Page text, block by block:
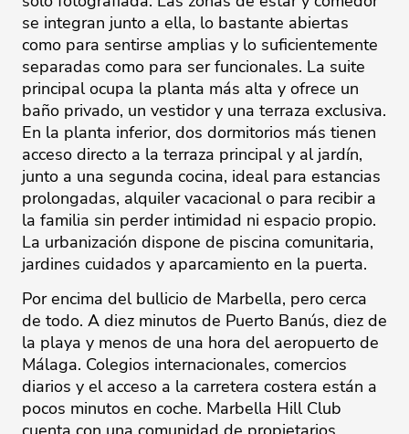
se integran junto a ella, lo bastante abiertas
como para sentirse amplias y lo suficientemente
separadas como para ser funcionales. La suite
principal ocupa la planta más alta y ofrece un
baño privado, un vestidor y una terraza exclusiva.
En la planta inferior, dos dormitorios más tienen
acceso directo a la terraza principal y al jardín,
junto a una segunda cocina, ideal para estancias
prolongadas, alquiler vacacional o para recibir a
la familia sin perder intimidad ni espacio propio.
La urbanización dispone de piscina comunitaria,
jardines cuidados y aparcamiento en la puerta.
Por encima del bullicio de Marbella, pero cerca
de todo. A diez minutos de Puerto Banús, diez de
la playa y menos de una hora del aeropuerto de
Málaga. Colegios internacionales, comercios
diarios y el acceso a la carretera costera están a
pocos minutos en coche. Marbella Hill Club